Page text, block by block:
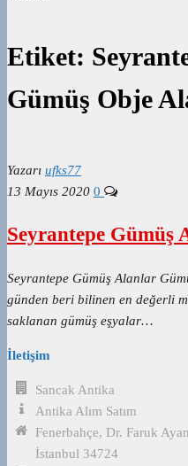
Etiket:
Gümüş Obje
Yazarı ufks77
13 Mayıs 2020 0
Seyrantepe Gümüş
Seyrantepe Gümüş Alanlar
günden beri bilinen en değerli
saklanan gümüş eşyalar…
İletişim
Sancak Antika
Antika Alım Satım
Fenerbahçe, Dr. Faruk
İstanbul 34724